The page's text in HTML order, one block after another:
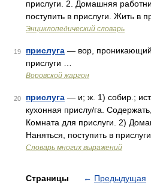
прислуги. 2. Домашняя
поступить в прислуги. Жить в
Энциклопедический словарь
19 прислуга — вор, проникающий
прислуги …
Воровской жаргон
20 прислуга — и; ж. 1) собир.;
кухонная прислу/га.
Комната для прислуги. 2)
Наняться, поступить в
Словарь многих выражений
Страницы ← Предыдущая